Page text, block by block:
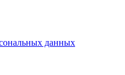
данных